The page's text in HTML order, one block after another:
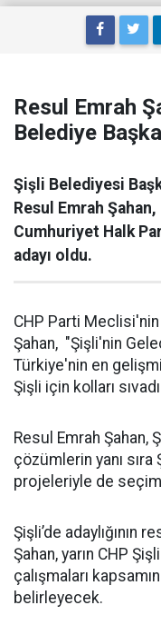
Resul Emrah
Belediye
Şişli Belediyesi
Resul Emrah
Cumhuriyet Halk
adayı oldu.
CHP Parti Meclisi'nin
Şahan, "Şişli'nin
Türkiye'nin en
Şişli için kolları
Resul Emrah Şahan,
çözümlerin yanı
projeleriyle de seçim
Şişli’de adaylığının
Şahan, yarın CHP
çalışmaları
belirleyecek.